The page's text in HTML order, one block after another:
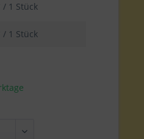
/ 1 Stück
/ 1 Stück